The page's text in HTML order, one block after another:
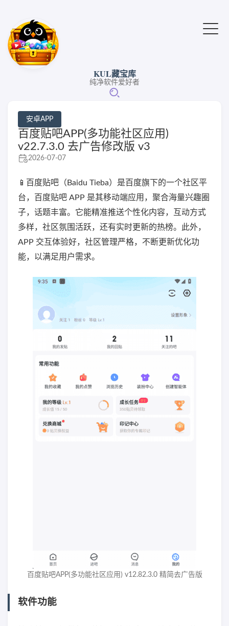
KUL藏宝库
纯净软件爱好者
安卓APP
百度贴吧APP(多功能社区应用)
v22.7.3.0 去广告修改版 v3
2026-07-07
📱百度贴吧（Baidu Tieba）是百度旗下的一个社区平
台，百度贴吧 APP 是其移动端应用，聚合海量兴趣圈
子，话题丰富。它能精准推送个性化内容，互动方式
多样，社区氛围活跃，还有实时更新的热榜。此外，
APP 交互体验好，社区管理严格，不断更新优化功
能，以满足用户需求。
百度贴吧APP(多功能社区应用) v12.82.3.0 精简去广告版
软件功能